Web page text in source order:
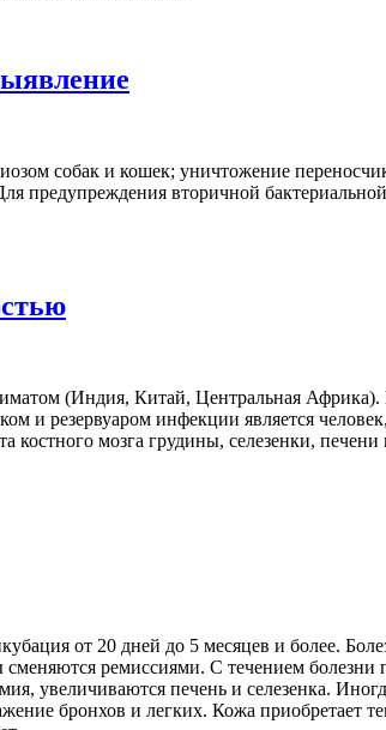
собак и кошек; уничтожение
вторичной
(Индия, Китай, Центральная
и резервуаром инфекции является
костного мозга грудины, селезенки,
от 20 дней до 5 месяцев и более.
ремиссиями. С течением болезни
увеличиваются печень и селезенка.
бронхов и легких. Кожа приобретает